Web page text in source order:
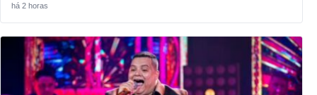
há 2 horas